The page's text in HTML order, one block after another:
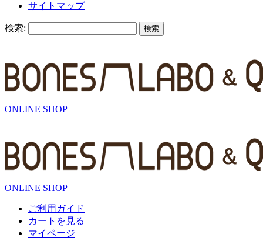
サイトマップ
検索:
ONLINE SHOP
ONLINE SHOP
ご利用ガイド
カートを見る
マイページ